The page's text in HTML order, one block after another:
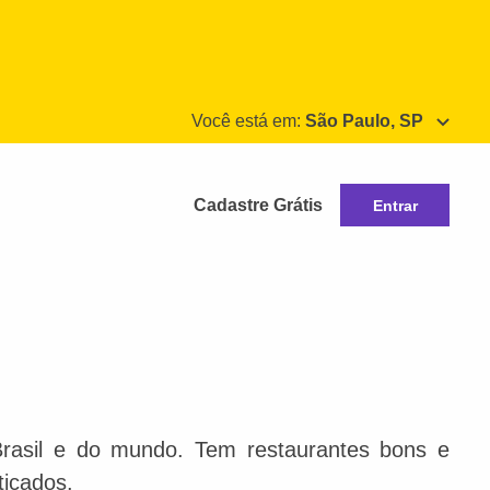
Você está em: São Paulo, SP
Cadastre Grátis Entrar
e do mundo. Tem restaurantes bons e